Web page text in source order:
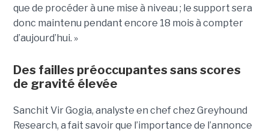
que de procéder à une mise à niveau ; le support sera
donc maintenu pendant encore 18 mois à compter
d’aujourd’hui. »
Des failles préoccupantes sans scores
de gravité élevée
Sanchit Vir Gogia, analyste en chef chez Greyhound
Research, a fait savoir que l’importance de l’annonce